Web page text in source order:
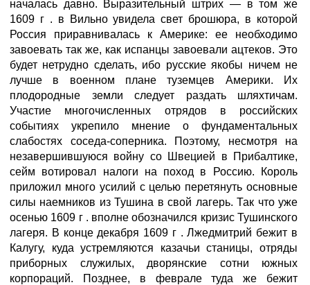
началась давно. Выразительный штрих — в том же
1609 г . в Вильно увидела свет брошюра, в которой
Россия приравнивалась к Америке: ее необходимо
завоевать так же, как испанцы завоевали ацтеков. Это
будет нетрудно сделать, ибо русские якобы ничем не
лучше в военном плане туземцев Америки. Их
плодородные земли следует раздать шляхтичам.
Участие многочисленных отрядов в российских
событиях укрепило мнение о фундаментальных
слабостях соседа-соперника. Поэтому, несмотря на
незавершившуюся войну со Швецией в Прибалтике,
сейм вотировал налоги на поход в Россию. Король
приложил много усилий с целью перетянуть основные
силы наемников из Тушина в свой лагерь. Так что уже
осенью 1609 г . вполне обозначился кризис Тушинского
лагеря. В конце декабря 1609 г . Лжедмитрий бежит в
Калугу, куда устремляются казачьи станицы, отряды
приборных служилых, дворянские сотни южных
корпораций. Позднее, в феврале туда же бежит